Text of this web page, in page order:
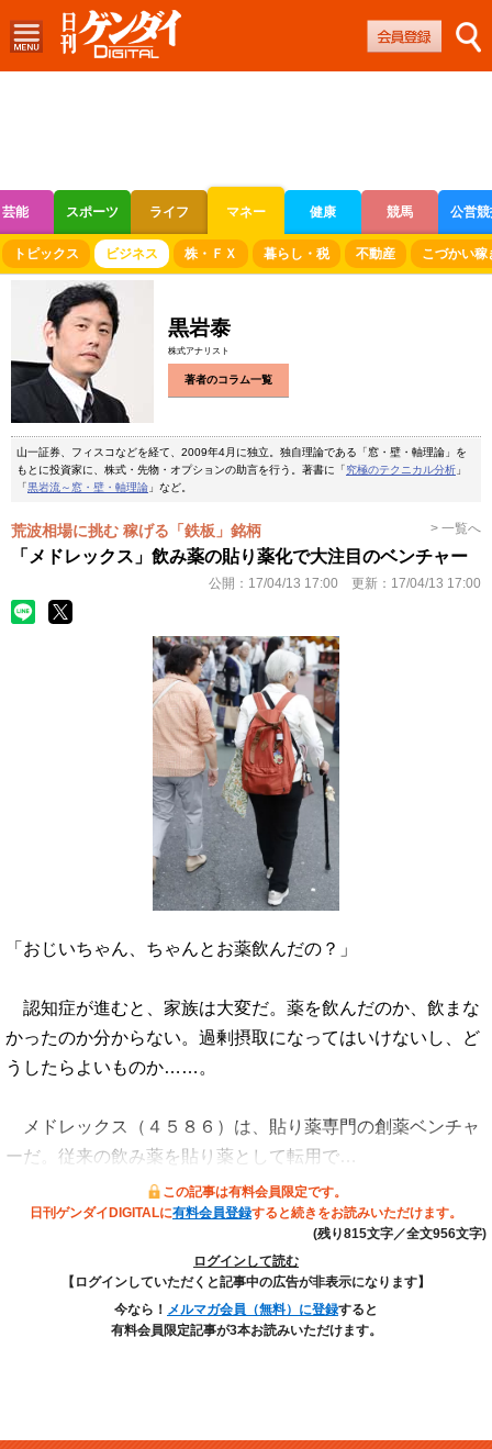
芸能 スポーツ ライフ マネー 健康 競馬 公営
ボートレース 競輪 オートレース
トピックス ビジネス 株・ＦＸ 暮らし・税 不動産 こづかい稼
黒岩泰
株式アナリスト
著者のコラム一覧
山一証券、フィスコなどを経て、2009年4月に独立。独自理論である「窓・壁・軸理論」を
もとに投資家に、株式・先物・オプションの助言を行う。著書に「究極のテクニカル分析 」
「黒岩流～窓・壁・軸理論 」など。
荒波相場に挑む 稼げる「鉄板」銘柄 > 一覧へ
「メドレックス」飲み薬の貼り薬化で大注目のベンチャー
公開： 17/04/13 17:00 更新： 17/04/13 17:00
「おじいちゃん、ちゃんとお薬飲んだの？」
認知症が進むと、家族は大変だ。薬を飲んだのか、飲まな
かったのか分からない。過剰摂取になってはいけないし、ど
うしたらよいものか……。
メドレックス（４５８６）は、貼り薬専門の創薬ベンチャ
ーだ。従来の飲み薬を貼り薬として転用で…
この記事は有料会員限定です。
日刊ゲンダイDIGITALに有料会員登録すると続きをお読みいただけます。
(残り815文字／全文956文字)
ログインして読む
【ログインしていただくと記事中の広告が非表示になります】
今なら！ メルマガ会員（無料）に登録すると
有料会員限定記事が3本お読みいただけます。